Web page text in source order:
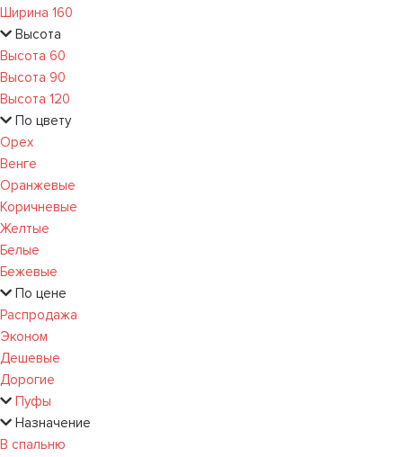
Ширина 160
Высота
Высота 60
Высота 90
Высота 120
По цвету
Орех
Венге
Оранжевые
Коричневые
Желтые
Белые
Бежевые
По цене
Распродажа
Эконом
Дешевые
Дорогие
Пуфы
Назначение
В спальню